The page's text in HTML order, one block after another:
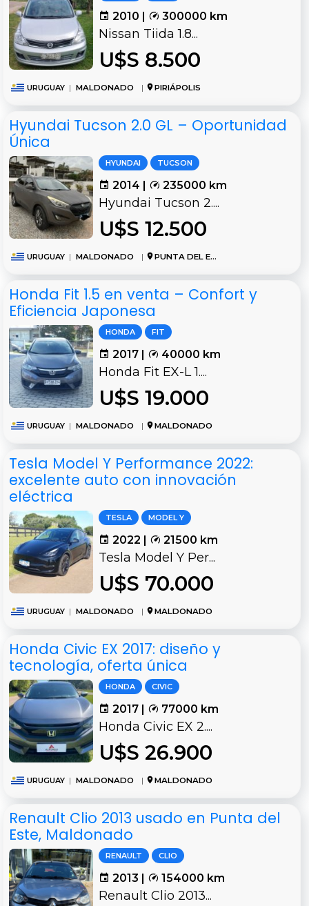
2010 | 300000 km
Nissan Tiida 1.8...
U$S 8.500
URUGUAY | MALDONADO | PIRIÁPOLIS
Hyundai Tucson 2.0 GL – Oportunidad
Única
HYUNDAI TUCSON
2014 | 235000 km
Hyundai Tucson 2....
U$S 12.500
URUGUAY | MALDONADO | PUNTA DEL ESTE
Honda Fit 1.5 en venta – Confort y
Eficiencia Japonesa
HONDA FIT
2017 | 40000 km
Honda Fit EX-L 1....
U$S 19.000
URUGUAY | MALDONADO | MALDONADO
Tesla Model Y Performance 2022:
excelente auto con innovación
eléctrica
TESLA MODEL Y
2022 | 21500 km
Tesla Model Y Per...
U$S 70.000
URUGUAY | MALDONADO | MALDONADO
Honda Civic EX 2017: diseño y
tecnología, oferta única
HONDA CIVIC
2017 | 77000 km
Honda Civic EX 2....
U$S 26.900
URUGUAY | MALDONADO | MALDONADO
Renault Clio 2013 usado en Punta del
Este, Maldonado
RENAULT CLIO
2013 | 154000 km
Renault Clio 2013...